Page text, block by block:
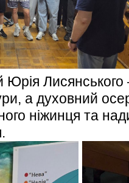
Лисянського
а духовний
ніжинця та